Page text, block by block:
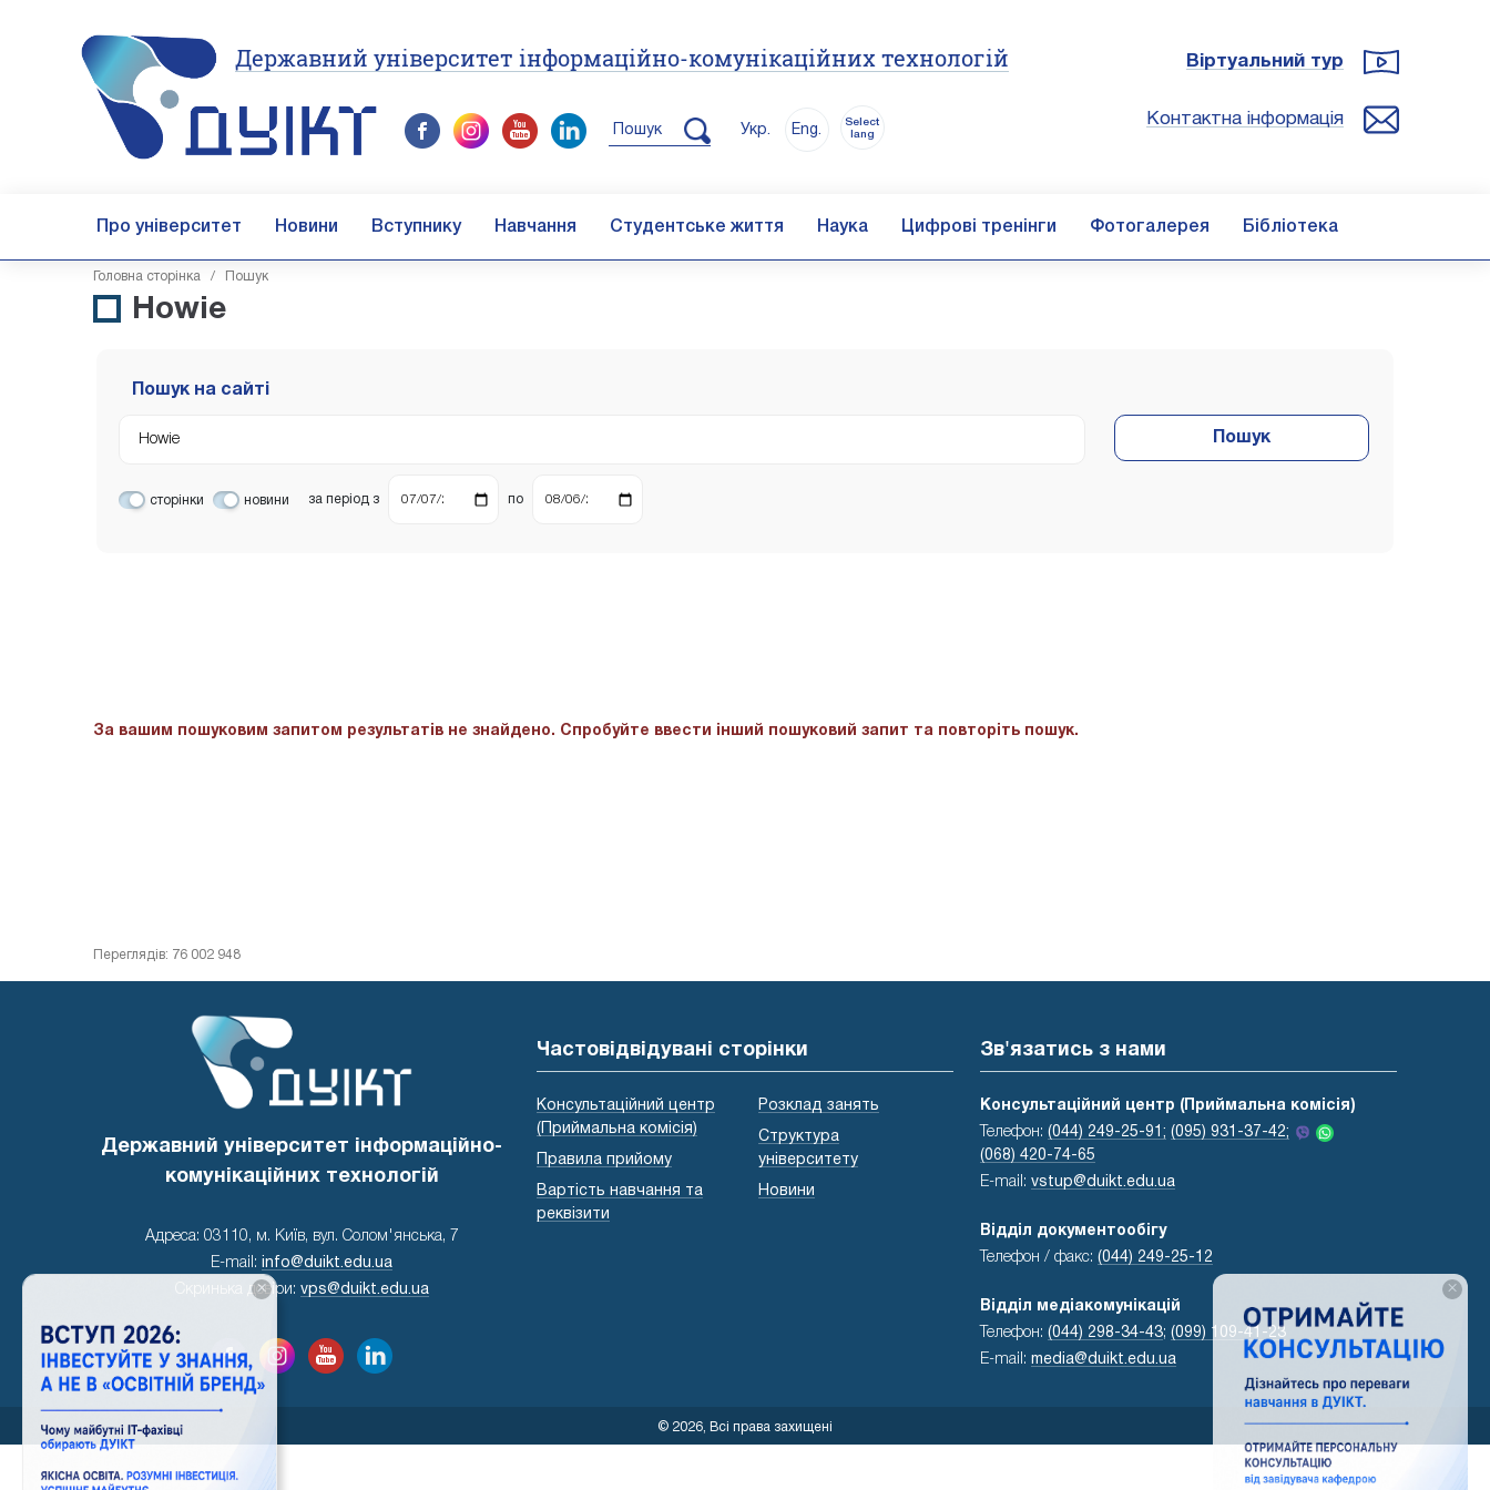
Державний університет інформаційно-комунікаційних технологій
Пошук Укр. Eng.
Select
lang
Віртуальний тур
Контактна інформація
Про університет Новини Вступнику Навчання Студентське життя Наука Цифрові тренінги Фотогалерея Бібліотека
Головна cторінка / Пошук
Howie
Пошук на сайті
Пошук
сторінки новини за період з по
За вашим пошуковим запитом результатів не знайдено. Спробуйте ввести інший пошуковий запит та повторіть пошук.
Переглядів: 76 002 948
Державний університет інформаційно-
комунікаційних технологій
Адреса: 03110, м. Київ, вул. Солом'янська, 7
E-mail: info@duikt.edu.ua
Скринька довіри: vps@duikt.edu.ua
Частовідвідувані сторінки
Консультаційний центр
(Приймальна комісія)
Правила прийому
Вартість навчання та
реквізити
Розклад занять
Структура
університету
Новини
Зв'язатись з нами
Консультаційний центр (Приймальна комісія)
Телефон: (044) 249-25-91; (095) 931-37-42;
(068) 420-74-65
E-mail: vstup@duikt.edu.ua
Відділ документообігу
Телефон / факс: (044) 249-25-12
Відділ медіакомунікацій
Телефон: (044) 298-34-43; (099) 109-41-23
E-mail: media@duikt.edu.ua
© 2026, Всі права захищені
×
×